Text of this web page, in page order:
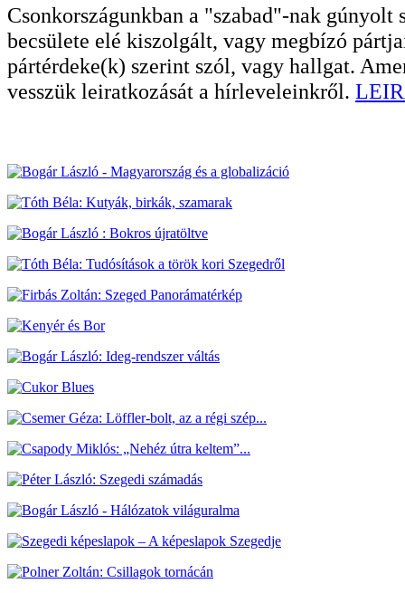
Csonkországunkban a "szabad"-nak
becsülete elé kiszolgált, vagy megbízó
pártérdeke(k) szerint szól, vagy hallgat.
vesszük leiratkozását a hírleveleinkről.